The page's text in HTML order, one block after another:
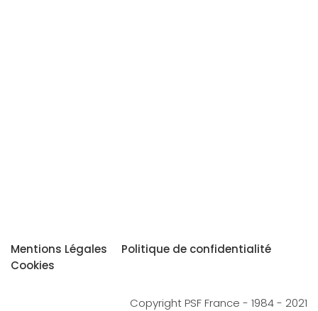
Mentions Légales
Politique de confidentialité
Cookies
Copyright PSF France - 1984 - 2021